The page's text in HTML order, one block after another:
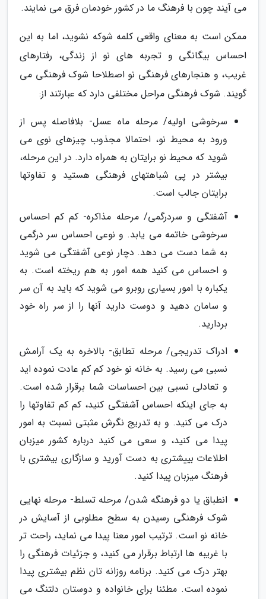
می آیند چون با فرهنگ ما در کشور خودمان فرق می نمایند.
ممکن است به معنای واقعی کلمه شوکه نشوید، اما به این
احساس بیگانگی و تجربه های نو از زندگی، رفتارهای
غریب، و هنجارهای فرهنگی نو اصطلاحا شوک فرهنگی می
گویند. شوک فرهنگی مراحل مختلفی دارد که عبارتند از:
سرخوشی اولیه/ مرحله ماه عسل- بلافاصله پس از
ورود به محیط نو، احتمالا مجذوب چیزهای نوی می
شوید که محیط نو برایتان به همراه دارد. در این مرحله،
بیشتر در پی شباهتهای فرهنگی هستید و تفاوتها
برایتان جالب است.
آشفتگی و سردرگمی/ مرحله مذاکره- کم کم احساس
سرخوشی خاتمه می یابد. و نوعی احساس سر درگمی
به شما دست می دهد. دچار نوعی آشفتگی می شوید
و احساس می کنید همه امور به هم ریخته است. به
یکباره با امور بسیاری روبرو می شوید که باید به آن سر
و سامان دهید و دوست دارید آنها را از سر راه خود
بردارید.
ادراک تدریجی/ مرحله تطابق- بالاخره به یک آرامش
نسبی می رسید. به خانه نو خود کم کم عادت نموده اید
و تعادلی نسبی بین احساسات شما برقرار شده است.
به جای اینکه احساس آشفتگی کنید، کم کم تفاوتها را
درک می کنید. و به تدریج نگرش مثبتی نسبت به امور
پیدا می کنید، و سعی می کنید درباره کشور میزبان
اطلاعات بییشتری به دست آورید و سازگاری بیشتری با
فرهنگ میزبان پیدا کنید.
انطباق یا دو فرهنگه شدن/ مرحله تسلط- مرحله نهایی
شوک فرهنگی رسیدن به سطح مطلوبی از آسایش در
خانه نو است. ترتیب امور معنا پیدا می نماید، راحت تر
با غریبه ها ارتباط برقرار می کنید، و جزئیات فرهنگی را
بهتر درک می کنید. برنامه روزانه تان نظم بیشتری پیدا
نموده است. مطئنا برای خانواده و دوستان دلتنگ می